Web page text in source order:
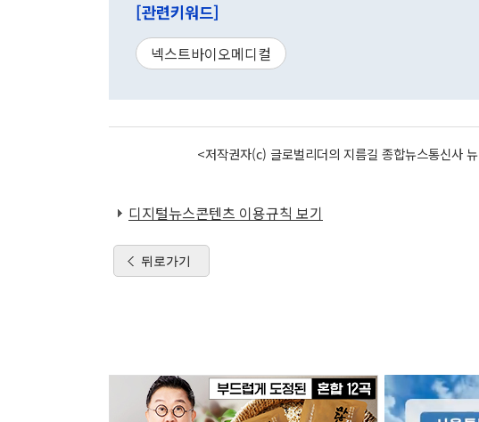
[관련키워드]
넥스트바이오메디컬
<저작권자(c) 글로벌리더의 지름길 종합뉴스통신사
디지털뉴스콘텐츠 이용규칙 보기
뒤로가기